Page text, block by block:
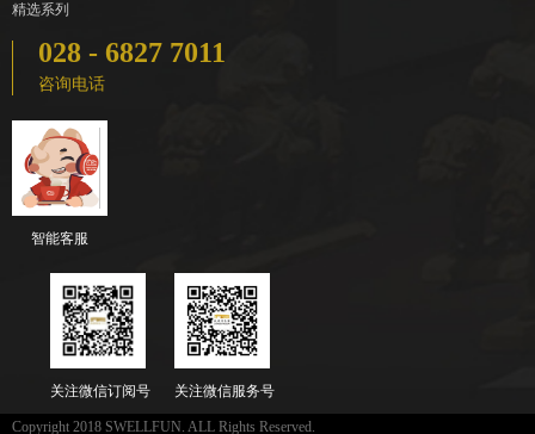
精选系列
028 - 6827 7011
咨询电话
智能客服
关注微信服务号
关注微信订阅号
Copyright 2018 SWELLFUN. ALL Rights Reserved.